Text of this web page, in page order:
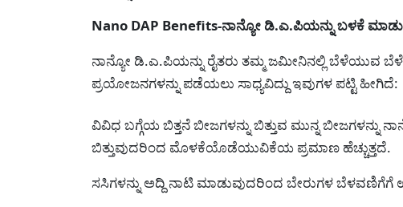
Nano DAP Benefits-ನಾನ್ಯೋ ಡಿ.ಎ.ಪಿಯನ್ನು ಬಳಕೆ
ನಾನ್ಯೋ ಡಿ.ಎ.ಪಿಯನ್ನು ರೈತರು ತಮ್ಮ ಜಮೀನಿನಲ್ಲಿ ಬೆಳೆಯುವ
ಪ್ರಯೋಜನಗಳನ್ನು ಪಡೆಯಲು ಸಾಧ್ಯವಿದ್ದು ಇವುಗಳ ಪಟ್ಟಿ ಹೀಗಿದೆ:
ವಿವಿಧ ಬಗ್ಗೆಯ ಬಿತ್ತನೆ ಬೀಜಗಳನ್ನು ಬಿತ್ತುವ ಮುನ್ನ
ಬಿತ್ತುವುದರಿಂದ ಮೊಳಕೆಯೊಡೆಯುವಿಕೆಯ ಪ್ರಮಾಣ ಹೆಚ್ಚುತ್ತದೆ.
ಸಸಿಗಳನ್ನು ಅದ್ದಿ ನಾಟಿ ಮಾಡುವುದರಿಂದ ಬೇರುಗಳ ಬೆಳವಣಿಗೆಗೆ